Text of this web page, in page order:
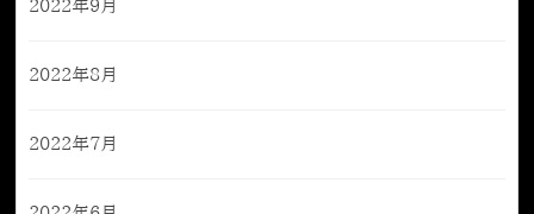
2022年9月
2022年8月
2022年7月